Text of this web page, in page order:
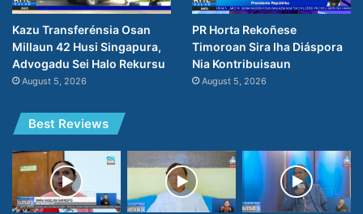
Kazu Transferénsia Osan
Millaun 42 Husi Singapura,
Advogadu Sei Halo Rekursu
August 5, 2026
PR Horta Rekoñese
Timoroan Sira Iha Diáspora
Nia Kontribuisaun
August 5, 2026
Best Reviews